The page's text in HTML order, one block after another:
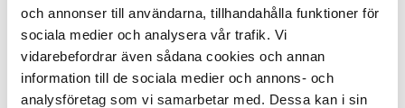
och annonser till användarna, tillhandahålla funktioner för
sociala medier och analysera vår trafik. Vi
vidarebefordrar även sådana cookies och annan
information till de sociala medier och annons- och
analysföretag som vi samarbetar med. Dessa kan i sin